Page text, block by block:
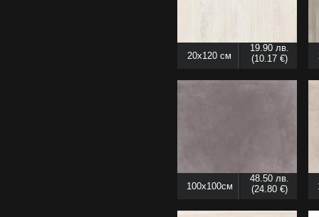
20x120 см
19.90 лв.
(10.17 €)
100x100см
48.50 лв.
(24.80 €)